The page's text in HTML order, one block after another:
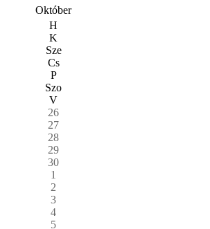
Október
H
K
Sze
Cs
P
Szo
V
26
27
28
29
30
1
2
3
4
5